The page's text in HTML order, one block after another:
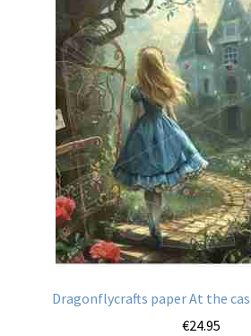
Dragonflycrafts paper At the
€24.95